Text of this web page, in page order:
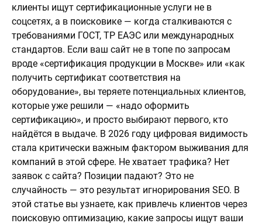
клиенты ищут сертификационные услуги не в
соцсетях, а в поисковике — когда сталкиваются с
требованиями ГОСТ, ТР ЕАЭС или международных
стандартов. Если ваш сайт не в топе по запросам
вроде «сертификация продукции в Москве» или «как
получить сертификат соответствия на
оборудование», вы теряете потенциальных клиентов,
которые уже решили — «надо оформить
сертификацию», и просто выбирают первого, кто
найдётся в выдаче. В 2026 году цифровая видимость
стала критически важным фактором выживания для
компаний в этой сфере. Не хватает трафика? Нет
заявок с сайта? Позиции падают? Это не
случайность — это результат игнорирования SEO. В
этой статье вы узнаете, как привлечь клиентов через
поисковую оптимизацию, какие запросы ищут ваши